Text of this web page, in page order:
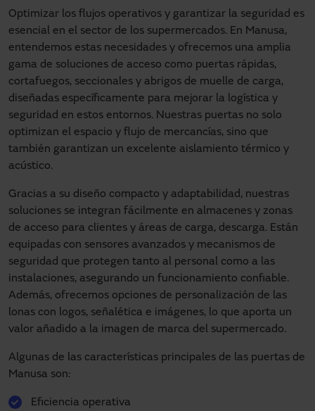
Optimizar los flujos operativos y garantizar la seguridad es
esencial en el sector de los supermercados. En Manusa,
entendemos estas necesidades y ofrecemos una amplia
gama de soluciones de acceso como puertas rápidas,
cortafuegos, seccionales y abrigos de muelle de carga,
diseñadas específicamente para mejorar la logística y
seguridad en estos entornos. Nuestras puertas no solo
optimizan el espacio y flujo de mercancías, sino que
también garantizan un excelente aislamiento térmico y
acústico.
Gracias a su diseño compacto y adaptabilidad, nuestras
soluciones se integran fácilmente en almacenes y zonas
de acceso para clientes y áreas de carga, descarga. Están
equipadas con sensores avanzados y mecanismos de
seguridad que protegen tanto al personal como a las
instalaciones, asegurando un funcionamiento confiable.
Además, ofrecemos opciones de personalización de las
lonas con logos, señalética e imágenes, lo que aporta un
valor añadido a la imagen de marca del supermercado.
Algunas de las características principales de las puertas de
Manusa son:
Eficiencia operativa